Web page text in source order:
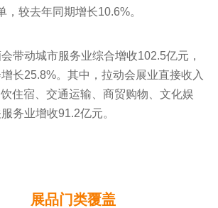
，较去年同期增长10.6%。
带动城市服务业综合增收102.5亿元，
增长25.8%。其中，拉动会展业直接收入
住宿、交通运输、商贸购物、文化娱
务业增收91.2亿元。
展品门类覆盖